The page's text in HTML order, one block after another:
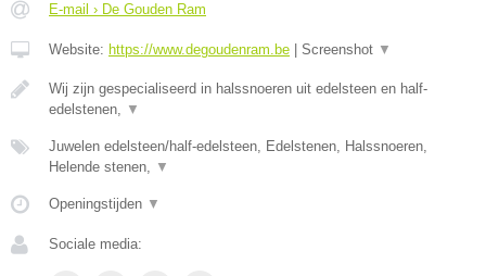
E-mail › De Gouden Ram
Website: https://www.degoudenram.be Screenshot ▼
Wij zijn gespecialiseerd in halssnoeren uit edelsteen en half-
edelstenen, ▼
Juwelen edelsteen/half-edelsteen, Edelstenen, Halssnoeren,
Helende stenen, ▼
Openingstijden ▼
Sociale media: